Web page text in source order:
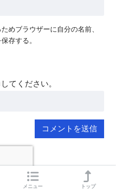
めブラウザーに自分の名前、
存する。
てください。
メニュー トップ